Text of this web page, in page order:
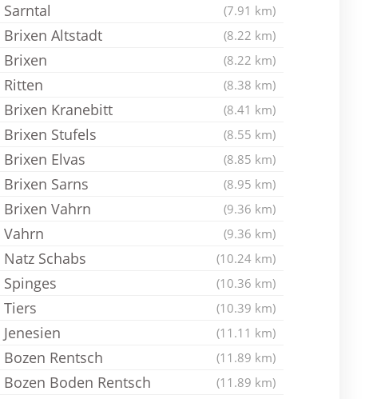
Sarntal (7.91 km)
Brixen Altstadt (8.22 km)
Brixen (8.22 km)
Ritten (8.38 km)
Brixen Kranebitt (8.41 km)
Brixen Stufels (8.55 km)
Brixen Elvas (8.85 km)
Brixen Sarns (8.95 km)
Brixen Vahrn (9.36 km)
Vahrn (9.36 km)
Natz Schabs (10.24 km)
Spinges (10.36 km)
Tiers (10.39 km)
Jenesien (11.11 km)
Bozen Rentsch (11.89 km)
Bozen Boden Rentsch (11.89 km)